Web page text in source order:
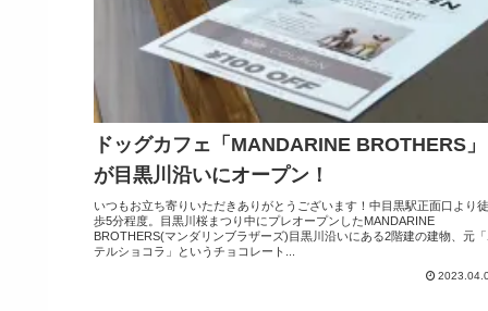
ドッグカフェ「MANDARINE BROTHERS」
が目黒川沿いにオープン！
いつもお立ち寄りいただきありがとうございます！中目黒駅正面口より徒
歩5分程度。目黒川桜まつり中にプレオープンしたMANDARINE
BROTHERS(マンダリンブラザーズ)目黒川沿いにある2階建の建物、元
テルショコラ」というチョコレート...